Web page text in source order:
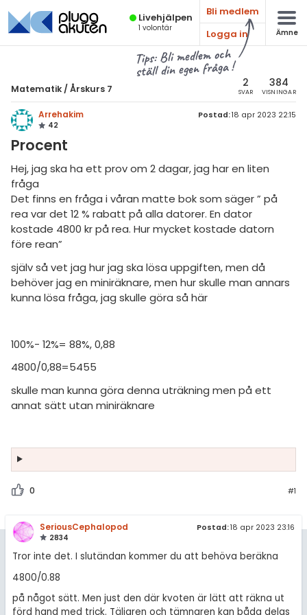
Live­hjälpen
1 volontär
Bli medlem
Logga in
Ämne
Tips: Bli medlem och
ställ din egen fråga !
Matematik /Årskurs 7 2
SVAR
384
VISNINGAR
Arrehakim
42
Postad:18 apr 2023 22:15
Procent
Hej, jag ska ha ett prov om 2 dagar, jag har en liten
fråga
Det finns en fråga i våran matte bok som säger ” på
rea var det 12 % rabatt på alla datorer. En dator
kostade 4800 kr på rea. Hur mycket kostade datorn
före rean”
själv så vet jag hur jag ska lösa uppgiften, men då
behöver jag en miniräknare, men hur skulle man annars
kunna lösa fråga, jag skulle göra så här
100%- 12%= 88%, 0,88
4800/0,88=5455
skulle man kunna göra denna uträkning men på ett
annat sätt utan miniräknare
0 #1
SeriousCephalopod
2834
Postad:18 apr 2023 23:16
Tror inte det. I slutändan kommer du att behöva beräkna
4800/0.88
på något sätt. Men just den där kvoten är lätt att räkna ut
förd hand med trick. Täljaren och tämnaren kan båda delas
Alla ämnen
Matematik
Alla trådar
Matte 1
Matte 2
Matte 4
Matte 5
MaFy (mattedelen)
Regler
För lärare
& Bygg
språk
ämnen
diskussioner